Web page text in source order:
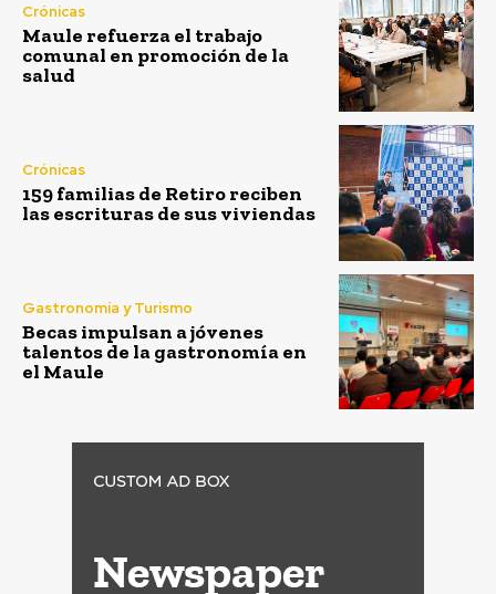
Crónicas
Maule refuerza el trabajo
comunal en promoción de la
salud
Crónicas
159 familias de Retiro reciben
las escrituras de sus viviendas
Gastronomía y Turismo
Becas impulsan a jóvenes
talentos de la gastronomía en
el Maule